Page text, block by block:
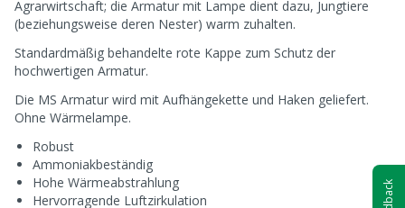
Agrarwirtschaft; die Armatur mit Lampe dient dazu, Jungtiere
(beziehungsweise deren Nester) warm zuhalten.
Standardmäßig behandelte rote Kappe zum Schutz der
hochwertigen Armatur.
Die MS Armatur wird mit Aufhängekette und Haken geliefert.
Ohne Wärmelampe.
Robust
Ammoniakbeständig
Hohe Wärmeabstrahlung
Hervorragende Luftzirkulation